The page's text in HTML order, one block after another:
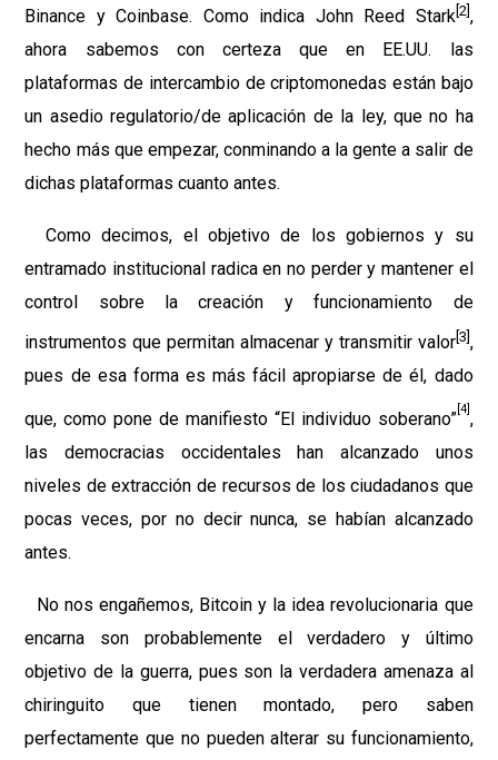
Binance y Coinbase. Como indica John Reed Stark [2] ,
ahora sabemos con certeza que en EE.UU. las
plataformas de intercambio de criptomonedas están bajo
un asedio regulatorio/de aplicación de la ley, que no ha
hecho más que empezar, conminando a la gente a salir de
dichas plataformas cuanto antes.
Como decimos, el objetivo de los gobiernos y su
entramado institucional radica en no perder y mantener el
control sobre la creación y funcionamiento de
instrumentos que permitan almacenar y transmitir valor[3],
pues de esa forma es más fácil apropiarse de él, dado
que, como pone de manifiesto “El individuo soberano”
[4]
,
las democracias occidentales han alcanzado unos
niveles de extracción de recursos de los ciudadanos que
pocas veces, por no decir nunca, se habían alcanzado
antes.
No nos engañemos, Bitcoin y la idea revolucionaria que
encarna son probablemente el verdadero y último
objetivo de la guerra, pues son la verdadera amenaza al
chiringuito que tienen montado, pero saben
perfectamente que no pueden alterar su funcionamiento,